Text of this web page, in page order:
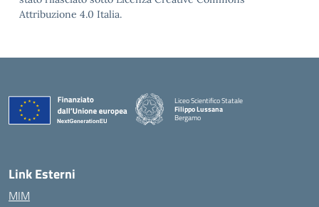
Attribuzione 4.0 Italia.
Liceo Scientifico Statale
Filippo Lussana
Bergamo
— Visita la pagina iniziale della scuola
Link Esterni
MIM